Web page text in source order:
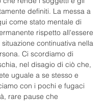
definiti. La messa a
come stato mentale di
rispetto all'essere
continuativa nella
Ci scordiamo di
nel disagio di ciò che,
uguale a se stesso e
con i pochi e fugaci
rare pause che